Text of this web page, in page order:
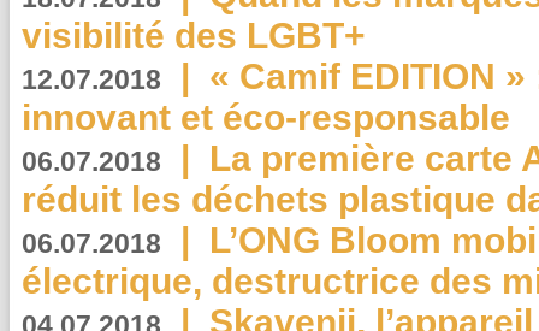
visibilité des LGBT+
12.07.2018 | « Camif EDITION
innovant et éco-responsable
06.07.2018 | La première carte
réduit les déchets plastique
06.07.2018 | L’ONG Bloom
électrique, destructrice des
| Skavenji,